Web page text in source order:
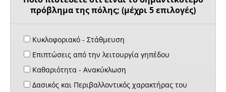
πρόβλημα της πόλης; (μέχρι 5 επιλογές)
Κυκλοφοριακό - Στάθμευση
Επιπτώσεις από την λειτουργία γηπέδου
Καθαριότητα - Ανακύκλωση
Δασικός και Περιβαλλοντικός χαρακτήρας του